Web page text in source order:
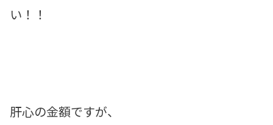
い！！
肝心の金額ですが、